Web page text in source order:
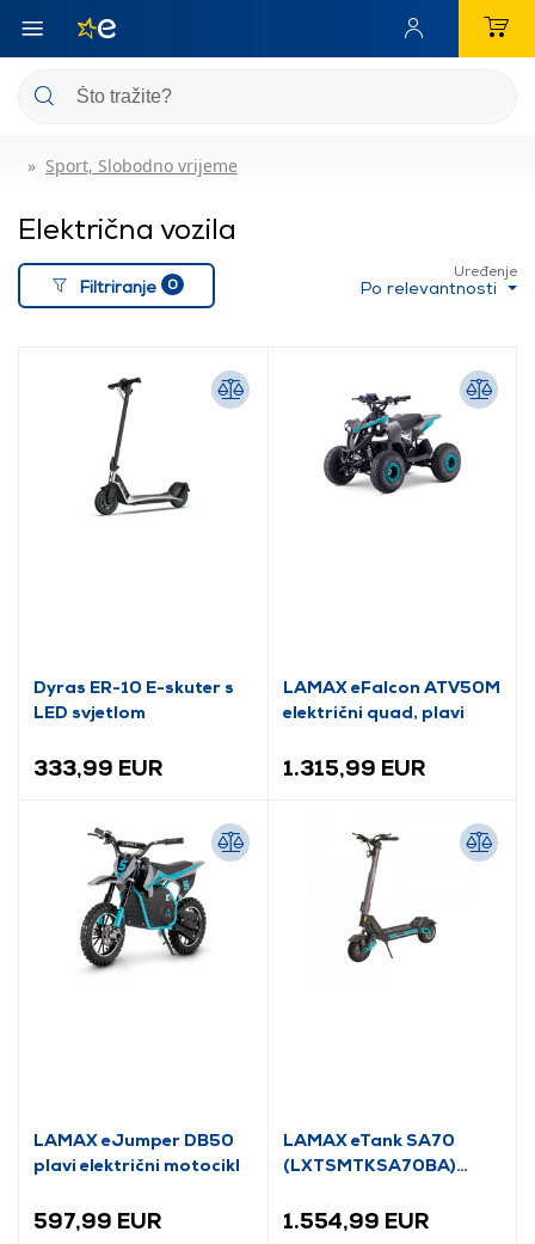
Sport, Slobodno vrijeme
Električna vozila
Filtriranje 0
Uređenje
Po relevantnosti
Dyras ER-10 E-skuter s
LED svjetlom
333,99 EUR
LAMAX eFalcon ATV50M
električni quad, plavi
1.315,99 EUR
LAMAX eJumper DB50
plavi električni motocikl
597,99 EUR
LAMAX eTank SA70
(LXTSMTKSA70BA)
1.554,99 EUR